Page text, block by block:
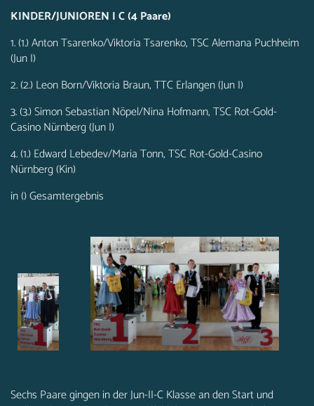
KINDER/JUNIOREN I C (4 Paare)
1. (1.) Anton Tsarenko/Viktoria Tsarenko, TSC Alemana Puchheim
(Jun I)
2. (2.) Leon Born/Viktoria Braun, TTC Erlangen (Jun I)
3. (3.) Simon Sebastian Nöpel/Nina Hofmann, TSC Rot-Gold-
Casino Nürnberg (Jun I)
4. (1.) Edward Lebedev/Maria Tonn, TSC Rot-Gold-Casino
Nürnberg (Kin)
in () Gesamtergebnis
Sechs Paare gingen in der Jun-II-C Klasse an den Start und